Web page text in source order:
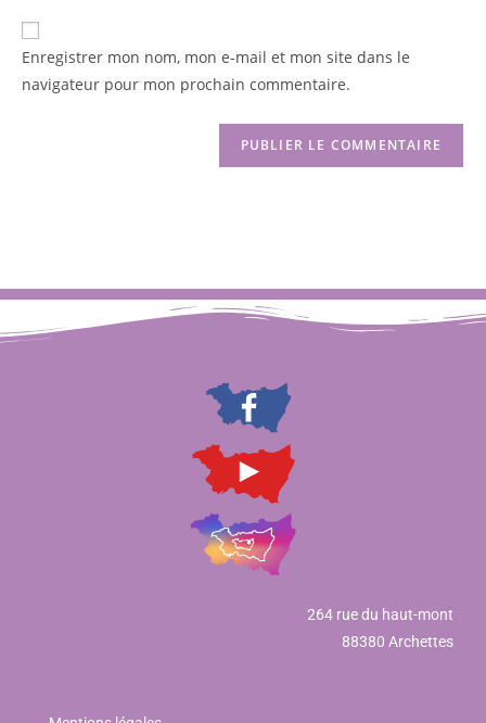
Enregistrer mon nom, mon e-mail et mon site dans le
navigateur pour mon prochain commentaire.
264 rue du haut-mont
88380 Archettes